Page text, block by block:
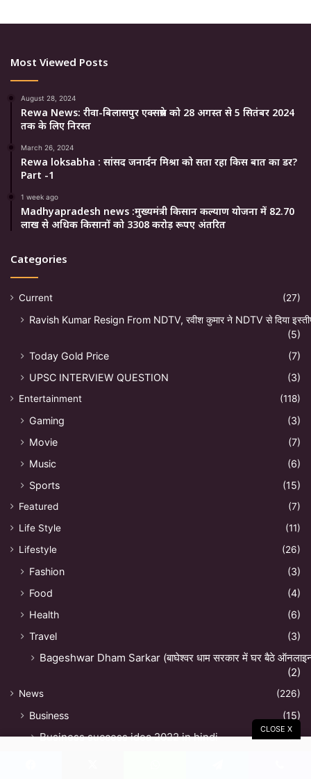
Most Viewed Posts
August 28, 2024
Rewa News: रीवा-बिलासपुर एक्सप्रेस को 28 अगस्त से 5 सितंबर 2024
तक के लिए निरस्त
March 26, 2024
Rewa loksabha : सांसद जनार्दन मिश्रा को सता रहा किस बात का डर?
Part -1
1 week ago
Madhyapradesh news :मुख्यमंत्री किसान कल्याण योजना में 82.70
लाख से अधिक किसानों को 3308 करोड़ रूपए अंतरित
Categories
Current (27)
Ravish Kumar Resign From NDTV, रवीश कुमार ने NDTV से दिया
(5)
Today Gold Price
(7)
UPSC INTERVIEW QUESTION
(3)
Entertainment (118)
Gaming
(3)
Movie
(7)
Music
(6)
Sports
(15)
Featured
(7)
Life Style
(11)
Lifestyle
(26)
Fashion
(3)
Food
(4)
Health
(6)
Travel
(3)
Bageshwar Dham Sarkar (बाघेश्वर धाम सरकार में घर बैठे
(2)
News (226)
Business (15)
Business success idea 2022 in hindi
(9)
CLOSE X